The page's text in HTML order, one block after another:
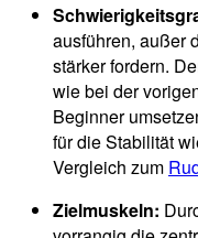
ausführen, außer
stärker fordern.
wie bei der
Beginner
für die Stabilität
Vergleich zum
Zielmuskeln: